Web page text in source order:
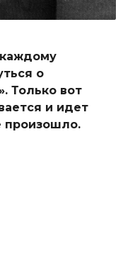
о
Только вот
и идет
произошло.